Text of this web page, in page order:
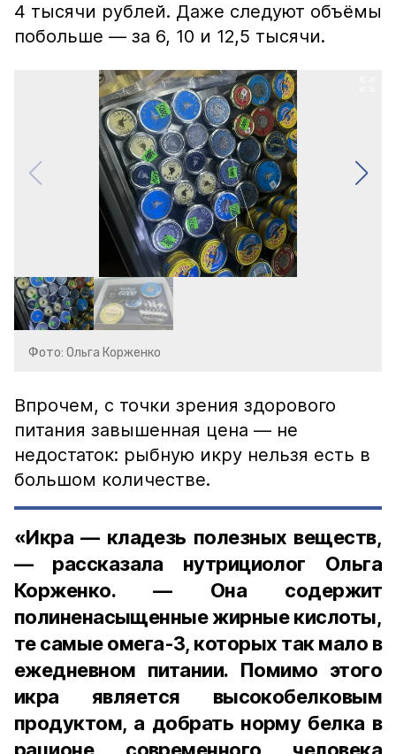
4 тысячи рублей. Даже следуют объёмы
побольше — за 6, 10 и 12,5 тысячи.
Фото: Ольга Корженко
Впрочем, с точки зрения здорового
питания завышенная цена — не
недостаток: рыбную икру нельзя есть в
большом количестве.
«Икра — кладезь полезных веществ,
— рассказала нутрициолог Ольга
Корженко. — Она содержит
полиненасыщенные жирные кислоты,
те самые омега-3, которых так мало в
ежедневном питании. Помимо этого
икра является высокобелковым
продуктом, а добрать норму белка в